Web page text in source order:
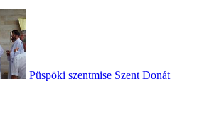
Püspöki szentmise Szent Donát